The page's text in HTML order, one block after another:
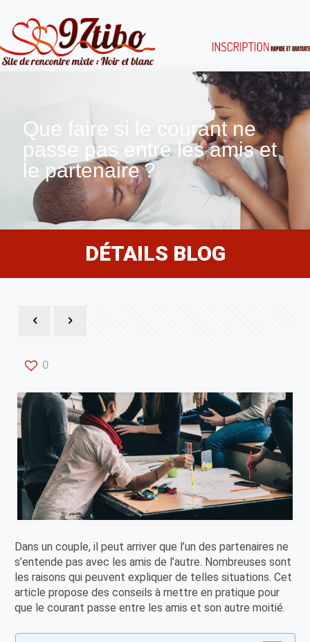
Que faire si le courant ne
passe pas entre les amis et
le partenaire ?
DÉTAILS BLOG
0
Dans un couple, il peut arriver que l’un des partenaires ne
s’entende pas avec les amis de l’autre. Nombreuses sont
les raisons qui peuvent expliquer de telles situations. Cet
article propose des conseils à mettre en pratique pour
que le courant passe entre les amis et son autre moitié.